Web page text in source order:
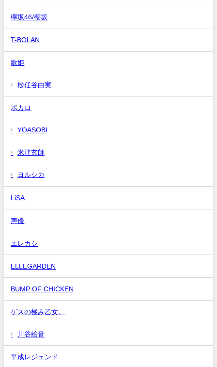
欅坂46/櫻坂
T-BOLAN
歌姫
松任谷由実
ボカロ
YOASOBI
米津玄師
ヨルシカ
LiSA
声優
エレカシ
ELLEGARDEN
BUMP OF CHICKEN
ゲスの極み乙女。
川谷絵音
平成レジェンド